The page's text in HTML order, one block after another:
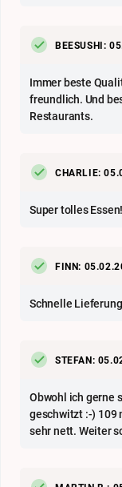
BEESUSHI:
Immer beste
freundlich. Und
Restaurants.
CHARLIE:
Super tolles
FINN:
Schnelle
STEFAN:
Obwohl ich gerne
geschwitzt :-) 109
sehr nett. Weiter